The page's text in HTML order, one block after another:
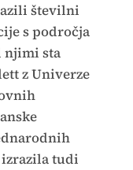
številni
s področja
njimi sta
z Univerze
tudi